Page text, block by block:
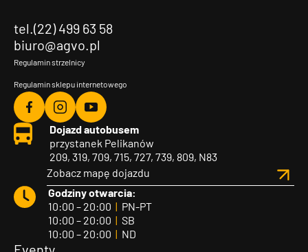
tel.(22) 499 63 58
biuro@agvo.pl
Regulamin strzelnicy
Regulamin sklepu internetowego
Agvo
Facebook
Agvo
Instagram
Agvo
YouTube
Dojazd autobusem
przystanek Pelikanów
209, 319, 709, 715, 727, 739, 809, N83
Zobacz mapę dojazdu
Godziny otwarcia:
10:00 – 20:00 | PN-PT
10:00 – 20:00 | SB
10:00 – 20:00 | ND